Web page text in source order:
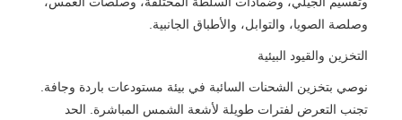
وصلصة الصويا، والتوابل، والأطباق الجانبية.
التخزين والقيود البيئية
نوصي بتخزين الشحنات السائبة في بيئة مستودعات باردة وجافة.
تجنب التعرض لفترات طويلة لأشعة الشمس المباشرة. الحد